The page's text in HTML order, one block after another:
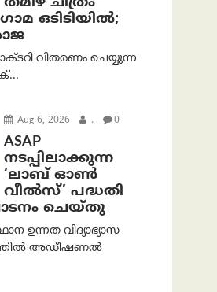
ഒടിടിയിൽ;
വിതരണം ചെയ്യുന്ന
Aug 6, 2026 . 0
ASAP
നടപ്പിലാക്കുന്ന
‘ലാബ് ഓൺ
വീൽസ്’ പദ്ധതി
ചെയ്തു
ഉന്നത വിദ്യാഭ്യാസ
അഡീഷണൽ